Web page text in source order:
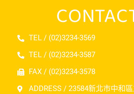
TEL / (02)3234-3569
TEL / (02)3234-3587
FAX / (02)3234-3578
ADDRESS / 23584新北市中和